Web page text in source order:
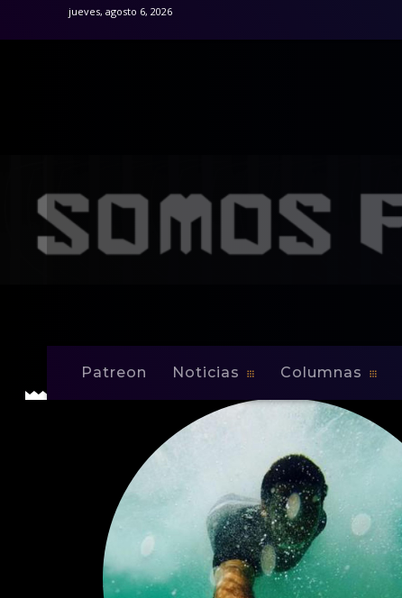
jueves, agosto 6, 2026
Patreon Noticias Columnas